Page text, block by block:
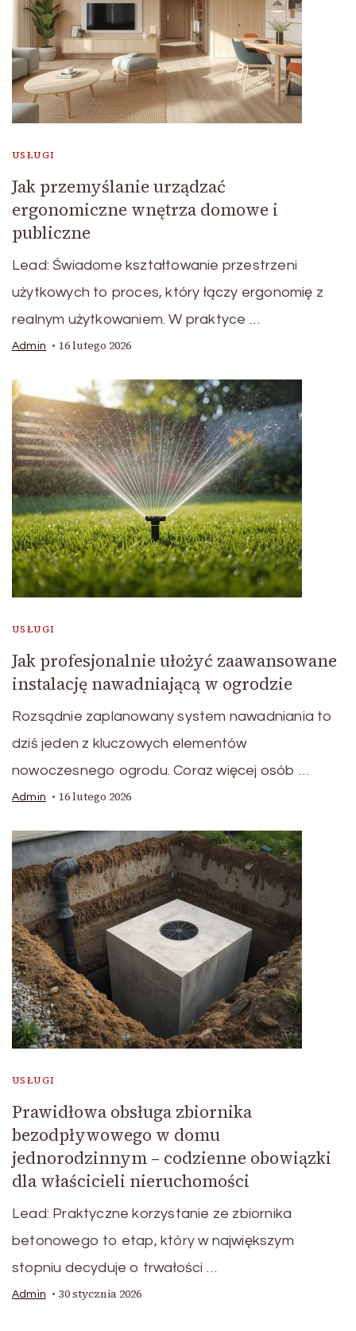
USŁUGI
Jak przemyślanie urządzać
ergonomiczne wnętrza domowe i
publiczne
Lead: Świadome kształtowanie przestrzeni
użytkowych to proces, który łączy ergonomię z
realnym użytkowaniem. W praktyce …
Admin 16 lutego 2026
USŁUGI
Jak profesjonalnie ułożyć zaawansowane
instalację nawadniającą w ogrodzie
Rozsądnie zaplanowany system nawadniania to
dziś jeden z kluczowych elementów
nowoczesnego ogrodu. Coraz więcej osób …
Admin 16 lutego 2026
USŁUGI
Prawidłowa obsługa zbiornika
bezodpływowego w domu
jednorodzinnym – codzienne obowiązki
dla właścicieli nieruchomości
Lead: Praktyczne korzystanie ze zbiornika
betonowego to etap, który w największym
stopniu decyduje o trwałości …
Admin 30 stycznia 2026